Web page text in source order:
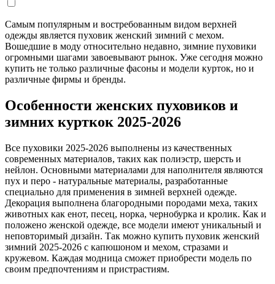
Самым популярным и востребованным видом верхней
одежды является пуховик женский зимний с мехом.
Вошедшие в моду относительно недавно, зимние пуховики
огромными шагами завоевывают рынок. Уже сегодня можно
купить не только различные фасоны и модели курток, но и
различные фирмы и бренды.
Особенности женских пуховиков и
зимних курткок 2025-2026
Все пуховики 2025-2026 выполнены из качественных
современных материалов, таких как полиэстр, шерсть и
нейлон. Основными материалами для наполнителя являются
пух и перо - натуральные материалы, разработанные
специально для применения в зимней верхней одежде.
Декорация выполнена благородными породами меха, таких
животных как енот, песец, норка, чернобурка и кролик. Как и
положено женской одежде, все модели имеют уникальный и
неповторимый дизайн. Так можно купить пуховик женский
зимний 2025-2026 с капюшоном и мехом, стразами и
кружевом. Каждая модница сможет приобрести модель по
своим предпочтениям и пристрастиям.